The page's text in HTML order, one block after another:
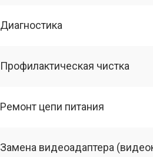
Диагностика
Профилактическая чистка
Ремонт цепи питания
Замена видеоадаптера